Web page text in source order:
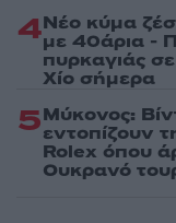
4Νέο κύμα
με 40άρια -
πυρκαγιάς
Χίο σήμερα
5Μύκονος:
εντοπίζουν
Rolex όπου
Ουκρανό